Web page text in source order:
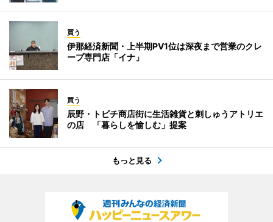
買う
伊那経済新聞・上半期PV1位は深夜まで営業のクレ
ープ専門店「イナ」
買う
辰野・トビチ商店街に生活雑貨と刺しゅうアトリエ
の店 「暮らしを愉しむ」提案
もっと見る